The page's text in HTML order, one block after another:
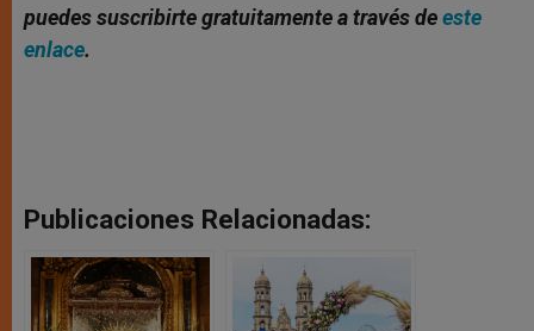
puedes suscribirte gratuitamente a través deeste
enlace.
Publicaciones Relacionadas: